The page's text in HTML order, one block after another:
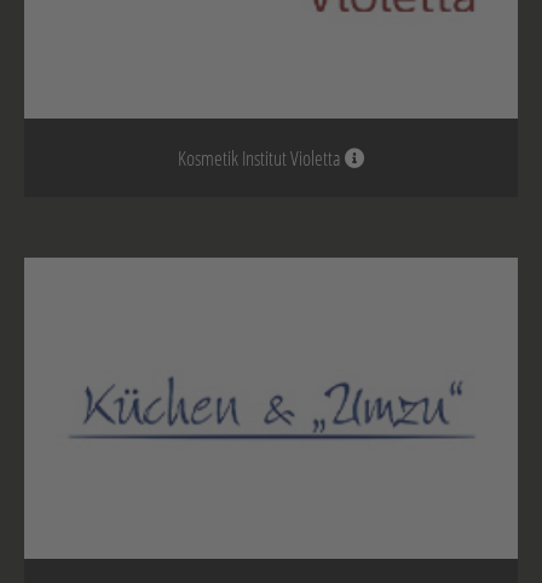
Kosmetik Institut Violetta